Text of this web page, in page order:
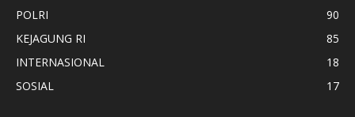
POLRI
90
KEJAGUNG RI
85
INTERNASIONAL
18
SOSIAL
17